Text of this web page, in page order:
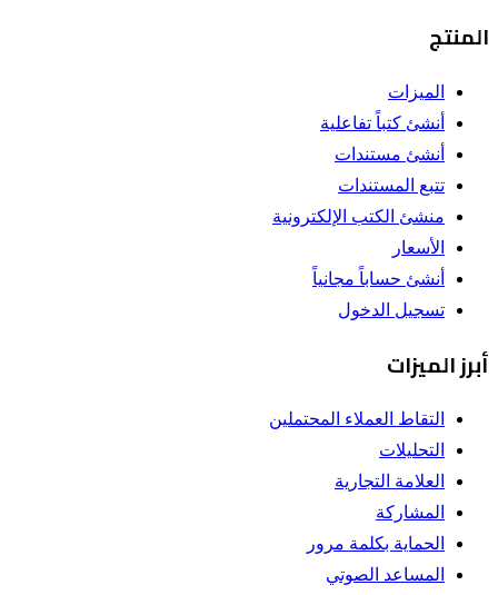
المنتج
الميزات
أنشئ كتباً تفاعلية
أنشئ مستندات
تتبع المستندات
منشئ الكتب الإلكترونية
الأسعار
أنشئ حساباً مجانياً
تسجيل الدخول
أبرز الميزات
التقاط العملاء المحتملين
التحليلات
العلامة التجارية
المشاركة
الحماية بكلمة مرور
المساعد الصوتي